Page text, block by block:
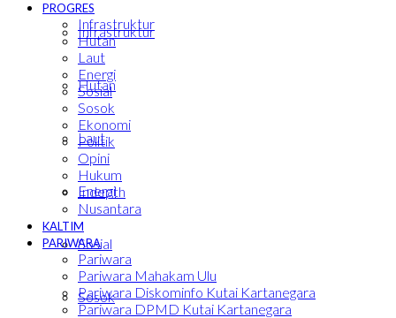
Infrastruktur
Hutan
Laut
Energi
Sosial
Sosok
PROGRES
Infrastruktur
Hutan
Laut
Energi
Sosial
Sosok
Ekonomi
Politik
Opini
Hukum
Indepth
Nusantara
KALTIM
PARIWARA
Pariwara
Pariwara Mahakam Ulu
Pariwara Diskominfo Kutai Kartanegara
Pariwara DPMD Kutai Kartanegara